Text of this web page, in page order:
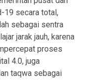
19 secara total,
sebagai sentra
jarak jauh, karena
proses
4.0, juga
taqwa sebagai